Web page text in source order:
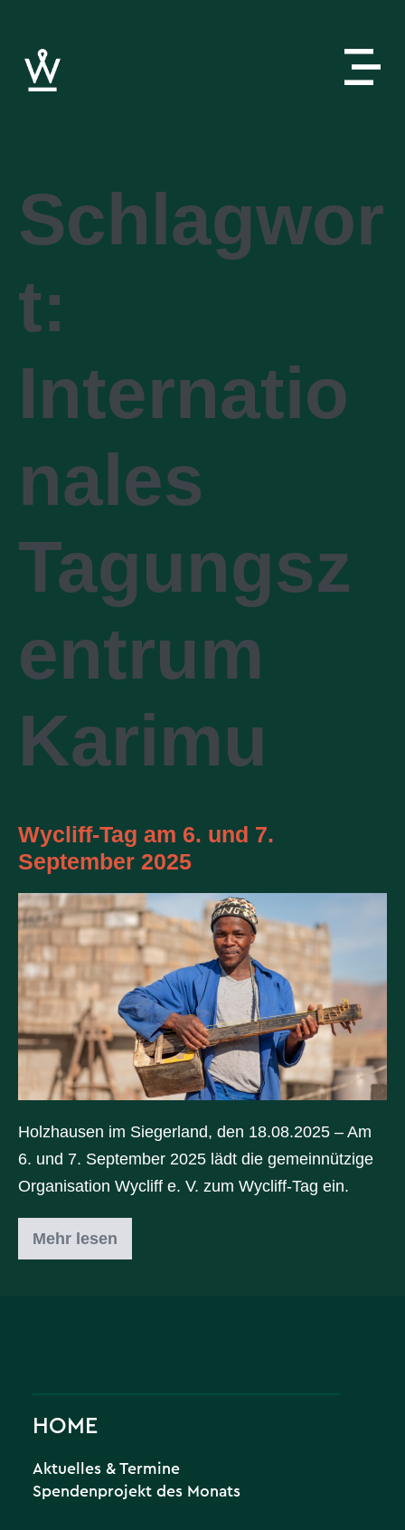
Schlagwor
t:
Internatio
nales
Tagungsz
entrum
Karimu
Wycliff-Tag am 6. und 7.
September 2025
Holzhausen im Siegerland, den 18.08.2025 – Am
6. und 7. September 2025 lädt die gemeinnützige
Organisation Wycliff e. V. zum Wycliff-Tag ein.
Mehr lesen
HOME
Aktuelles & Termine
Spendenprojekt des Monats